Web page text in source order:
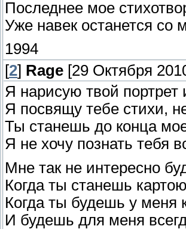
Последнее мое
Уже навек останется со
1994
[2] Rage [29 Октября
Я нарисую твой портрет
Я посвящу тебе стихи,
Ты станешь до конца
Я не хочу познать тебя
Мне так не интересно
Когда ты станешь
Когда ты будешь у меня
И будешь для меня